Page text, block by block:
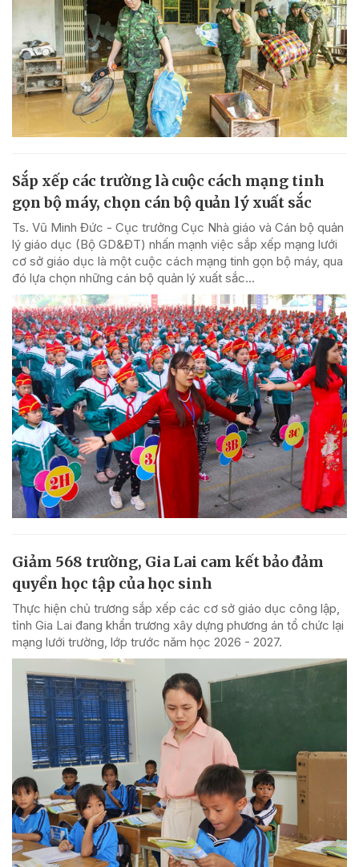
Sắp xếp các trường là cuộc cách mạng tinh
gọn bộ máy, chọn cán bộ quản lý xuất sắc
Ts. Vũ Minh Đức - Cục trưởng Cục Nhà giáo và Cán bộ quản
lý giáo dục (Bộ GD&ĐT) nhấn mạnh việc sắp xếp mạng lưới
cơ sở giáo dục là một cuộc cách mạng tinh gọn bộ máy, qua
đó lựa chọn những cán bộ quản lý xuất sắc...
Giảm 568 trường, Gia Lai cam kết bảo đảm
quyền học tập của học sinh
Thực hiện chủ trương sắp xếp các cơ sở giáo dục công lập,
tỉnh Gia Lai đang khẩn trương xây dựng phương án tổ chức lại
mạng lưới trường, lớp trước năm học 2026 - 2027.